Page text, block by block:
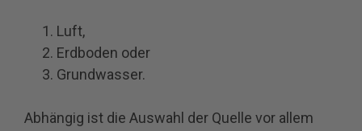
Luft,
Erdboden oder
Grundwasser.
Abhängig ist die Auswahl der Quelle vor allem